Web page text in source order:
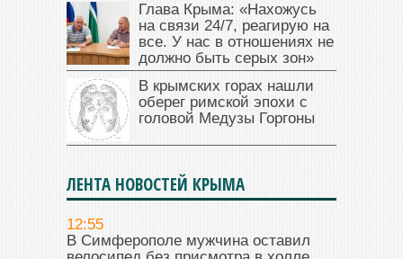
Глава Крыма: «Нахожусь
на связи 24/7, реагирую на
все. У нас в отношениях не
должно быть серых зон»
В крымских горах нашли
оберег римской эпохи с
головой Медузы Горгоны
ЛЕНТА НОВОСТЕЙ КРЫМА
12:55
В Симферополе мужчина оставил